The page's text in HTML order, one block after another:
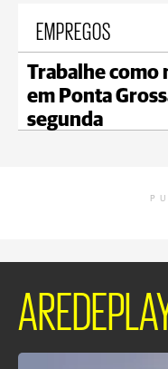
EMPREGOS
Trabalhe como
em Ponta
segunda